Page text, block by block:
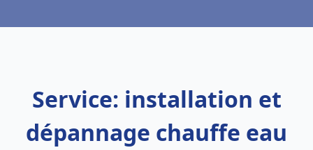
Service: installation et
dépannage chauffe eau